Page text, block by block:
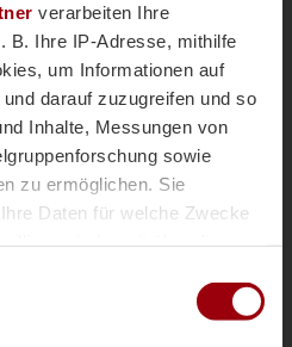
verarbeiten Ihre
B. Ihre IP-Adresse, mithilfe
um Informationen auf
darauf zuzugreifen und so
Inhalte, Messungen von
sowie
zu ermöglichen. Sie
Daten für welche Zwecke
widerrufen
wie die Mädels die
der weiblichen
die im französischen
unter anderem auf Irland,
trifft. Im Interview spricht
Ziele im Lehrgangsjahr
der weiblichen
die Hintergründe für
zum DHB.